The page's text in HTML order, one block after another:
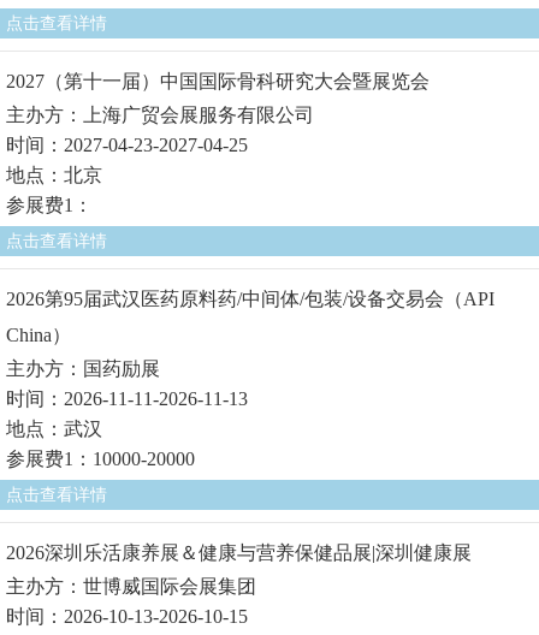
点击查看详情
2027（第十一届）中国国际骨科研究大会暨展览会
主办方：上海广贸会展服务有限公司
时间：2027-04-23-2027-04-25
地点：北京
参展费1：
点击查看详情
2026第95届武汉医药原料药/中间体/包装/设备交易会（API
China）
主办方：国药励展
时间：2026-11-11-2026-11-13
地点：武汉
参展费1：10000-20000
点击查看详情
2026深圳乐活康养展＆健康与营养保健品展|深圳健康展
主办方：世博威国际会展集团
时间：2026-10-13-2026-10-15